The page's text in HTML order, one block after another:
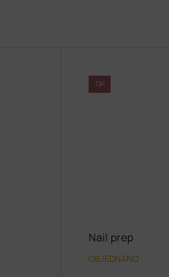
TIP
Nail prep
OBJEDNÁNO